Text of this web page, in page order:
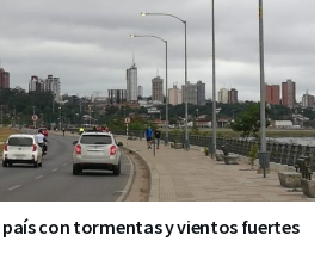
con tormentas y vientos fuertes